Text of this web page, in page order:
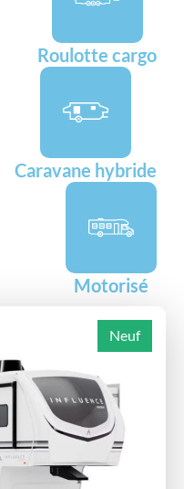
Roulotte cargo
Caravane hybride
Motorisé
Neuf